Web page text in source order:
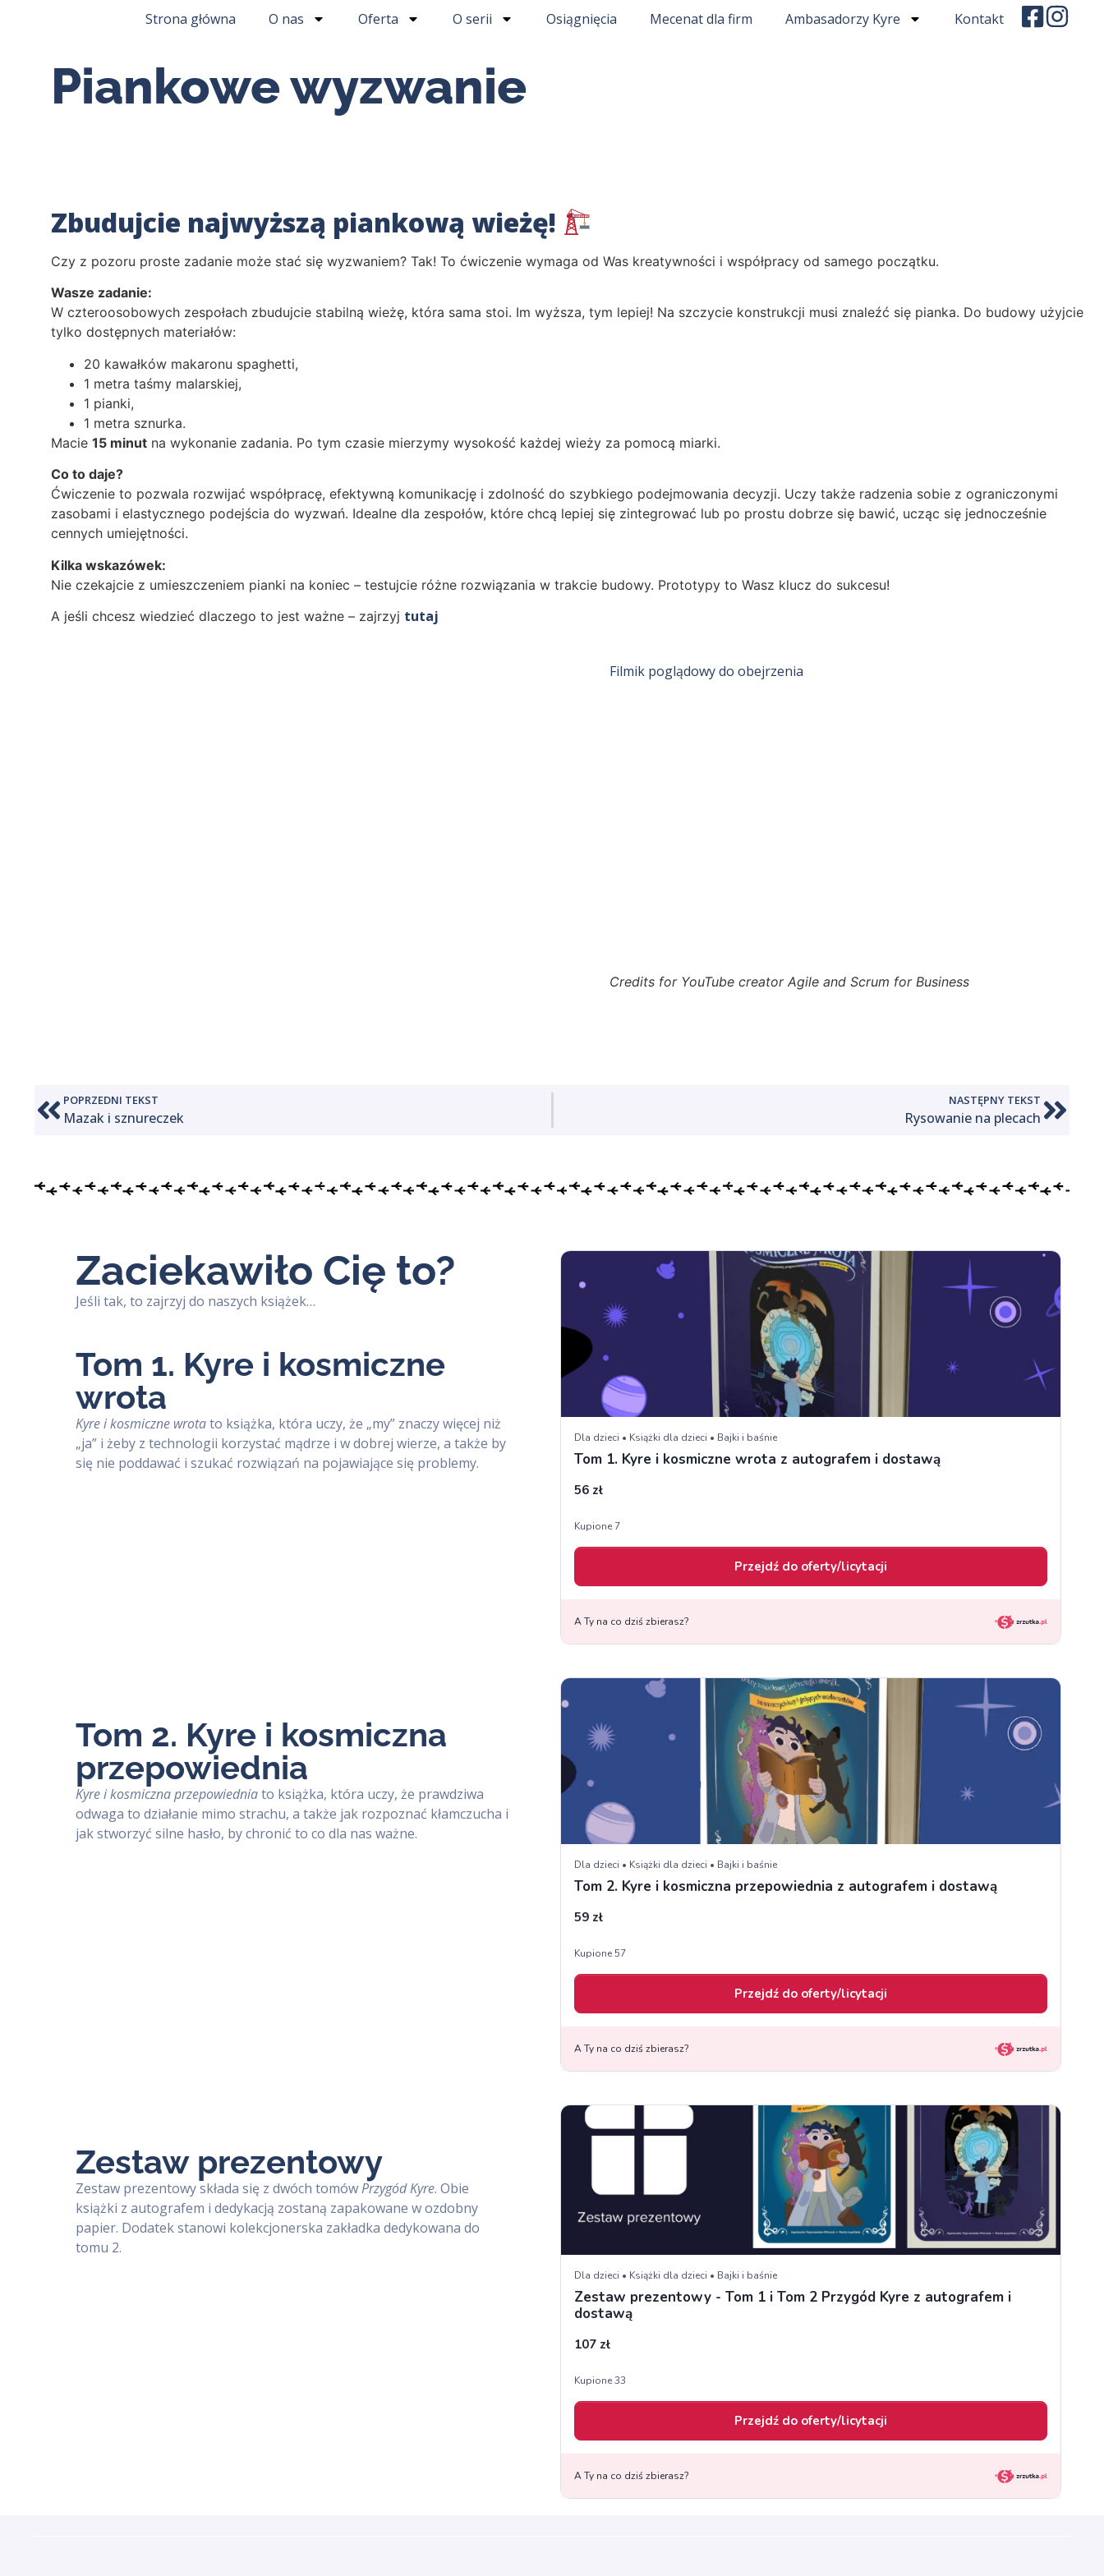
Strona główna O nas Oferta O serii Osiągnięcia Mecenat dla firm Ambasadorzy Kyre Kontakt
Piankowe wyzwanie
Zbudujcie najwyższą piankową wieżę!
Czy z pozoru proste zadanie może stać się wyzwaniem? Tak! To ćwiczenie wymaga od Was kreatywności i współpracy od samego początku.
Wasze zadanie:
W czteroosobowych zespołach zbudujcie stabilną wieżę, która sama stoi. Im wyższa, tym lepiej! Na szczycie konstrukcji musi znaleźć się pianka. Do budowy użyjcie
tylko dostępnych materiałów:
20 kawałków makaronu spaghetti,
1 metra taśmy malarskiej,
1 pianki,
1 metra sznurka.
Macie 15 minut na wykonanie zadania. Po tym czasie mierzymy wysokość każdej wieży za pomocą miarki.
Co to daje?
Ćwiczenie to pozwala rozwijać współpracę, efektywną komunikację i zdolność do szybkiego podejmowania decyzji. Uczy także radzenia sobie z ograniczonymi
zasobami i elastycznego podejścia do wyzwań. Idealne dla zespołów, które chcą lepiej się zintegrować lub po prostu dobrze się bawić, ucząc się jednocześnie
cennych umiejętności.
Kilka wskazówek:
Nie czekajcie z umieszczeniem pianki na koniec – testujcie różne rozwiązania w trakcie budowy. Prototypy to Wasz klucz do sukcesu!
A jeśli chcesz wiedzieć dlaczego to jest ważne – zajrzyj tutaj
Filmik poglądowy do obejrzenia
Credits for YouTube creator Agile and Scrum for Business
POPRZEDNI TEKST
Mazak i sznureczek
NASTĘPNY TEKST
Rysowanie na plecach
Zaciekawiło Cię to?
Jeśli tak, to zajrzyj do naszych książek…
Tom 1. Kyre i kosmiczne
wrota
Kyre i kosmiczne wrotato książka, która uczy, że „my” znaczy więcej niż
„ja” i żeby z technologii korzystać mądrze i w dobrej wierze, a także by
się nie poddawać i szukać rozwiązań na pojawiające się problemy.
Tom 2. Kyre i kosmiczna
przepowiednia
Kyre i kosmiczna przepowiedniato książka, która uczy, że prawdziwa
odwaga to działanie mimo strachu, a także jak rozpoznać kłamczucha i
jak stworzyć silne hasło, by chronić to co dla nas ważne.
Zestaw prezentowy
Zestaw prezentowy składa się z dwóch tomówPrzygód Kyre. Obie
książki z autografem i dedykacją zostaną zapakowane w ozdobny
papier. Dodatek stanowi kolekcjonerska zakładka dedykowana do
tomu 2.